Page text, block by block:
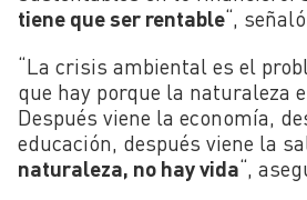
tiene que ser rentable“,
“La crisis ambiental es el
que hay porque la naturaleza
Después viene la economía,
educación, después viene la
naturaleza, no hay vida“,